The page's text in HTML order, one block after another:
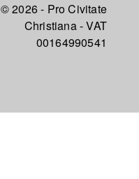
© 2026 - Pro Civitate
Christiana - VAT
00164990541